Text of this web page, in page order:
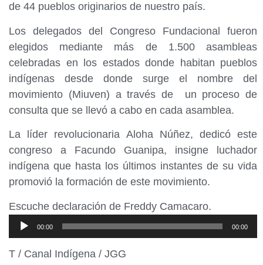
de 44 pueblos originarios de nuestro país.
Los delegados del Congreso Fundacional fueron
elegidos mediante más de 1.500 asambleas
celebradas en los estados donde habitan pueblos
indígenas desde donde surge el nombre del
movimiento (Miuven) a través de un proceso de
consulta que se llevó a cabo en cada asamblea.
La líder revolucionaria Aloha Núñez, dedicó este
congreso a Facundo Guanipa, insigne luchador
indígena que hasta los últimos instantes de su vida
promovió la formación de este movimiento.
Escuche declaración de Freddy Camacaro.
Reproductor
de
audio
00:00 00:00
T / Canal Indígena / JGG